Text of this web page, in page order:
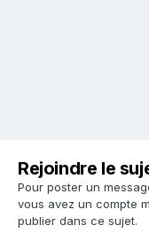
Rejoindre le
Pour poster un
vous avez un compte
publier dans ce sujet.